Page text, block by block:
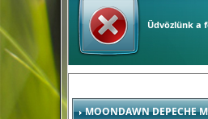
Üdvözlünk a
MOONDAWN DEPECHE